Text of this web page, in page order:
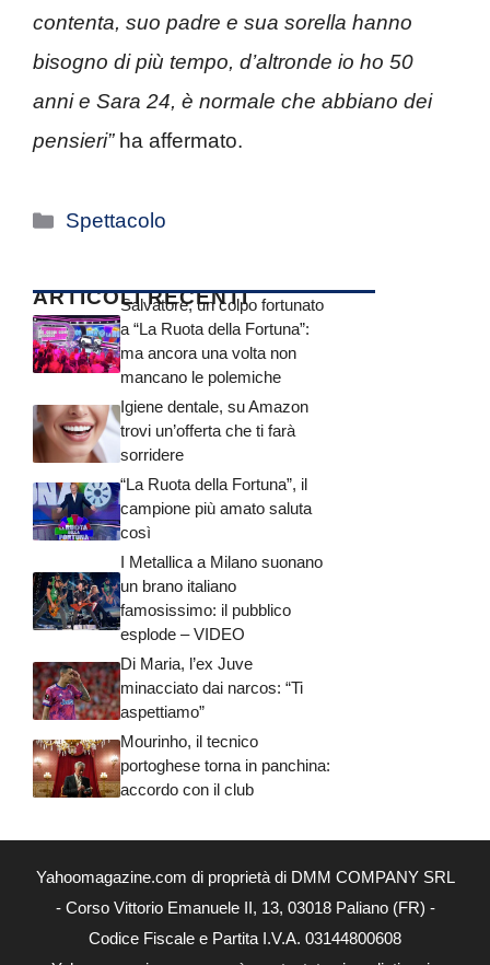
contenta, suo padre e sua sorella hanno
bisogno di più tempo, d’altronde io ho 50
anni e Sara 24, è normale che abbiano dei
pensieri”ha affermato.
Categorie
Spettacolo
ARTICOLI RECENTI
Salvatore, un colpo fortunato
a “La Ruota della Fortuna”:
ma ancora una volta non
mancano le polemiche
Igiene dentale, su Amazon
trovi un’offerta che ti farà
sorridere
“La Ruota della Fortuna”, il
campione più amato saluta
così
I Metallica a Milano suonano
un brano italiano
famosissimo: il pubblico
esplode – VIDEO
Di Maria, l’ex Juve
minacciato dai narcos: “Ti
aspettiamo”
Mourinho, il tecnico
portoghese torna in panchina:
accordo con il club
Yahoomagazine.com di proprietà di DMM COMPANY SRL
- Corso Vittorio Emanuele II, 13, 03018 Paliano (FR) -
Codice Fiscale e Partita I.V.A. 03144800608